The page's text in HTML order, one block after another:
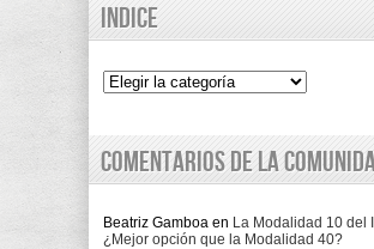
Indice
Indice
Comentarios de la
Beatriz Gamboa en La Modalidad 10 del
¿Mejor opción que la Modalidad 40?